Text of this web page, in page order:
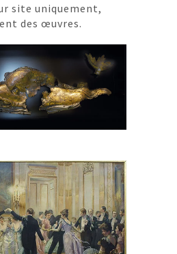
site uniquement,
des œuvres.